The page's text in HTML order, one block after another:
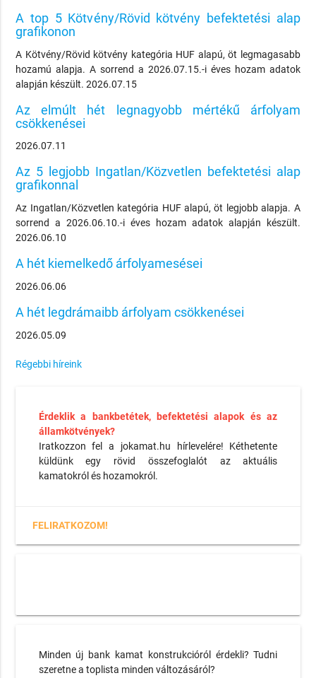
A top 5 Kötvény/Rövid kötvény befektetési alap
grafikonon
A Kötvény/Rövid kötvény kategória HUF alapú, öt legmagasabb
hozamú alapja. A sorrend a 2026.07.15.-i éves hozam adatok
alapján készült. 2026.07.15
Az elmúlt hét legnagyobb mértékű árfolyam
csökkenései
2026.07.11
Az 5 legjobb Ingatlan/Közvetlen befektetési alap
grafikonnal
Az Ingatlan/Közvetlen kategória HUF alapú, öt legjobb alapja. A
sorrend a 2026.06.10.-i éves hozam adatok alapján készült.
2026.06.10
A hét kiemelkedő árfolyamesései
2026.06.06
A hét legdrámaibb árfolyam csökkenései
2026.05.09
Régebbi híreink
Érdeklik a bankbetétek, befektetési alapok és az
államkötvények?
Iratkozzon fel a jokamat.hu hírlevelére! Kéthetente
küldünk egy rövid összefoglalót az aktuális
kamatokról és hozamokról.
FELIRATKOZOM!
Minden új bank kamat konstrukcióról érdekli? Tudni
szeretne a toplista minden változásáról?